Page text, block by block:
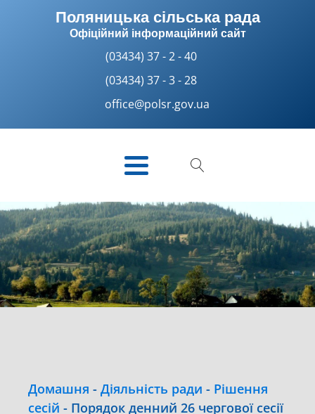
Поляницька сільська рада
Офіційний інформаційний сайт
(03434) 37 - 2 - 40
(03434) 37 - 3 - 28
office@polsr.gov.ua
Домашня - Діяльність ради - Рішення
сесій - Порядок денний 26 чергової сесії